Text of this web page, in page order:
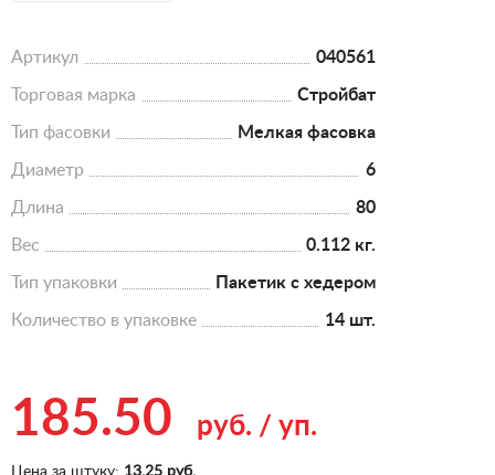
Артикул 040561
Торговая марка Стройбат
Тип фасовки Мелкая фасовка
Диаметр 6
Длина 80
Вес 0.112 кг.
Тип упаковки Пакетик с хедером
Количество в упаковке 14 шт.
185.50 руб. / уп.
Цена за штуку: 13.25 руб.